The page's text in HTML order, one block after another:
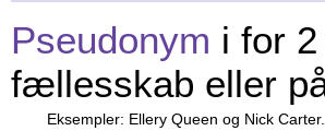
Pseudonym i for
fællesskab eller
Eksempler: Ellery Queen og Nick Carter.